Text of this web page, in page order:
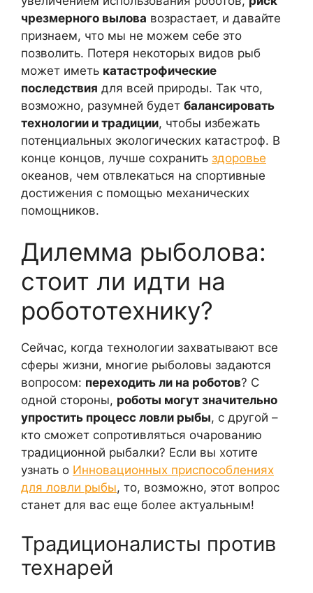
чрезмерного вылова возрастает, и давайте
признаем, что мы не можем себе это
позволить. Потеря некоторых видов рыб
может иметь катастрофические
последствия для всей природы. Так что,
возможно, разумней будет балансировать
технологии и традиции, чтобы избежать
потенциальных экологических катастроф. В
конце концов, лучше сохранить здоровье
океанов, чем отвлекаться на спортивные
достижения с помощью механических
помощников.
Дилемма рыболова:
стоит ли идти на
робототехнику?
Сейчас, когда технологии захватывают все
сферы жизни, многие рыболовы задаются
вопросом: переходить ли на роботов? С
одной стороны, роботы могут значительно
упростить процесс ловли рыбы, с другой –
кто сможет сопротивляться очарованию
традиционной рыбалки? Если вы хотите
узнать о Инновационных приспособлениях
для ловли рыбы, то, возможно, этот вопрос
станет для вас еще более актуальным!
Традиционалисты против
технарей